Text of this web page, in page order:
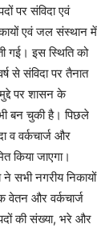
पर संविदा एवं
एवं जल संस्थान में
गई। इस स्थिति को
से संविदा पर तैनात
पर शासन के
बन चुकी है। पिछले
व वर्कचार्ज और
किया जाएगा।
सभी नगरीय निकायों
और वर्कचार्ज
की संख्या, भरे और